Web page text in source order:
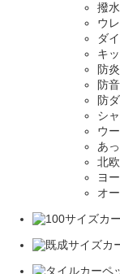
撥
ウ
ダ
キ
防
防
防
シ
ウ
あ
北
ヨ
オ